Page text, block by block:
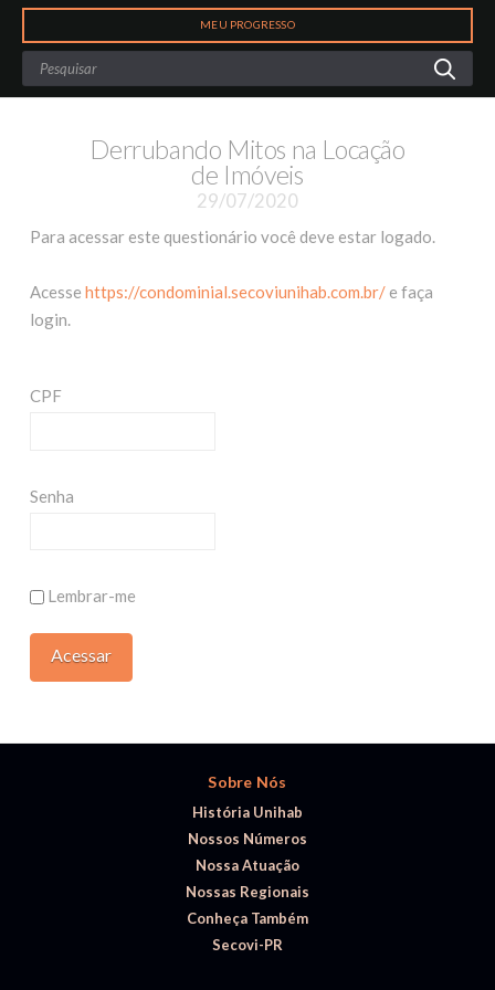
MEU PROGRESSO
Search
Derrubando Mitos na Locação
de Imóveis
29/07/2020
Para acessar este questionário você deve estar logado.
Acesse https://condominial.secoviunihab.com.br/e faça
login.
CPF
Senha
Lembrar-me
Sobre Nós
História Unihab
Nossos Números
Nossa Atuação
Nossas Regionais
Conheça Também
Secovi-PR